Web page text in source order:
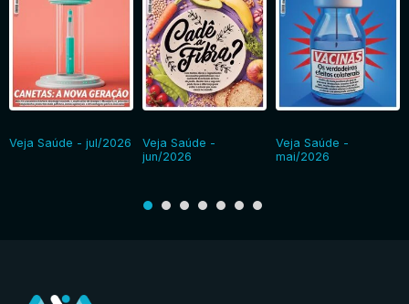
Veja Saúde - jul/2026
Veja Saúde -
jun/2026
Veja Saúde -
mai/2026